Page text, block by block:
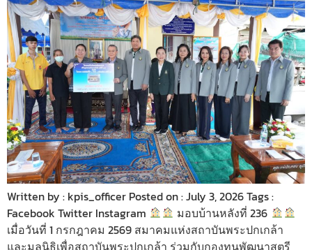
Written by : kpis_officer Posted on : July 3, 2026 Tags :
Facebook Twitter Instagram
มอบบ้านหลังที่ 236
เมื่อวันที่ 1 กรกฎาคม 2569 สมาคมแห่งสถาบันพระปกเกล้า
และมูลนิธิเพื่อสถาบันพระปกเกล้า ร่วมกับกองทุนพัฒนาสตรี